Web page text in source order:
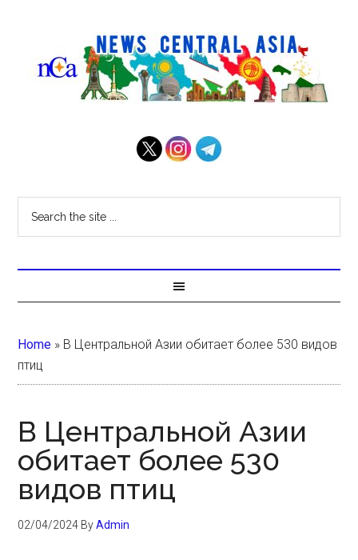
Home » В Центральной Азии обитает более 530 видов
птиц
В Центральной Азии
обитает более 530
видов птиц
02/04/2024 ByAdmin